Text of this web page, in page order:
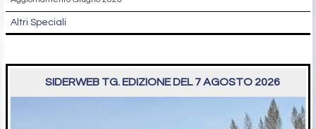
Altri Speciali
SIDERWEB TG. EDIZIONE DEL 7 AGOSTO 2026